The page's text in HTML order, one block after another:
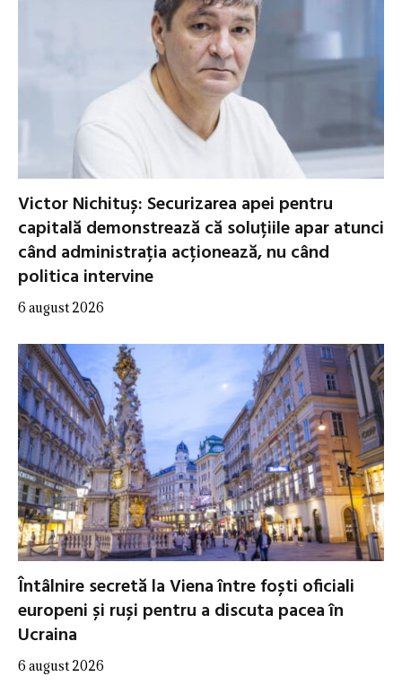
Victor Nichituș: Securizarea apei pentru
capitală demonstrează că soluțiile apar atunci
când administrația acționează, nu când
politica intervine
6 august 2026
Întâlnire secretă la Viena între foști oficiali
europeni și ruși pentru a discuta pacea în
Ucraina
6 august 2026